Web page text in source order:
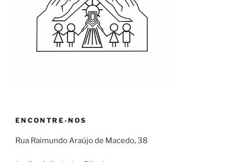
ENCONTRE-NOS
Rua Raimundo Araújo de Macedo, 38